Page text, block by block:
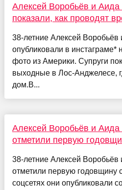
Алексей Воробьёв и
показали, как проводят
38-летние Алексей
опубликовали в
фото из Америки. Супруги
выходные в Лос-Анджелесе,
дом.В...
Алексей Воробьёв и
отметили первую
38-летние Алексей
отметили первую годовщину
соцсетях они опубликовали